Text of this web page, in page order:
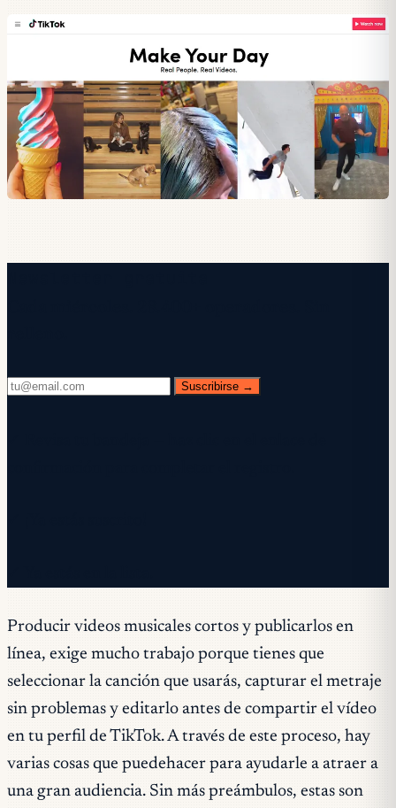
Suscribirse →
Producir videos musicales cortos y publicarlos en
línea, exige mucho trabajo porque tienes que
seleccionar la canción que usarás, capturar el metraje
sin problemas y editarlo antes de compartir el vídeo
en tu perfil de TikTok. A través de este proceso, hay
varias cosas que puedehacer para ayudarle a atraer a
una gran audiencia. Sin más preámbulos, estas son